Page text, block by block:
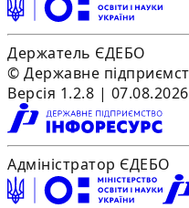
Держатель ЄДЕБО
© Державне
Версія 1.2.8 | 07.08.2026
Адміністратор ЄДЕБО